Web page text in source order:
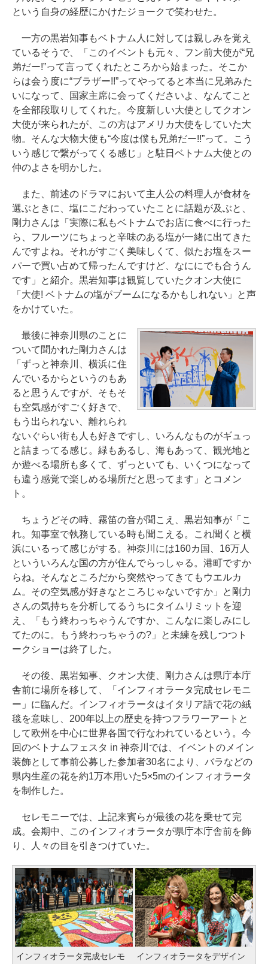
という自身の経歴にかけたジョークで笑わせた。
一方の黒岩知事もベトナム人に対しては親しみを覚え
ているそうで、「このイベントも元々、フン前大使が“兄
弟だー!”って言ってくれたところから始まった。そこか
らは会う度に“ブラザー!!”ってやってると本当に兄弟みた
いになって、国家主席に会ってくださいよ、なんてこと
を全部段取りしてくれた。今度新しい大使としてクオン
大使が来られたが、この方はアメリカ大使をしていた大
物。そんな大物大使も“今度は僕も兄弟だー!!”って。こう
いう感じで繋がってくる感じ」と駐日ベトナム大使との
仲のよさを明かした。
また、前述のドラマにおいて主人公の料理人が食材を
選ぶときに、塩にこだわっていたことに話題が及ぶと、
剛力さんは「実際に私もベトナムでお店に食べに行った
ら、フルーツにちょっと辛味のある塩が一緒に出てきた
んですよね。それがすごく美味しくて、似たお塩をスー
パーで買い占めて帰ったんですけど、なににでも合うん
です」と紹介。黒岩知事は観覧していたクオン大使に
「大使! ベトナムの塩がブームになるかもしれない」と声
をかけていた。
最後に神奈川県のことに
ついて聞かれた剛力さんは
「ずっと神奈川、横浜に住
んでいるからというのもあ
ると思うんですが、そもそ
も空気感がすごく好きで、
もう出られない、離れられ
ないぐらい街も人も好きですし、いろんなものがギュっ
と詰まってる感じ。緑もあるし、海もあって、観光地と
か遊べる場所も多くて、ずっといても、いくつになって
も違う感覚で楽しめる場所だと思ってます」とコメン
ト。
ちょうどその時、霧笛の音が聞こえ、黒岩知事が「こ
れ。知事室で執務している時も聞こえる。これ聞くと横
浜にいるって感じがする。神奈川には160カ国、16万人
といういろんな国の方が住んでらっしゃる。港町ですか
らね。そんなところだから突然やってきてもウエルカ
ム。その空気感が好きなところじゃないですか」と剛力
さんの気持ちを分析してるうちにタイムリミットを迎
え、「もう終わっちゃうんですか、こんなに楽しみにし
てたのに。もう終わっちゃうの?」と未練を残しつつト
ークショーは終了した。
その後、黒岩知事、クオン大使、剛力さんは県庁本庁
舎前に場所を移して、「インフィオラータ完成セレモニ
ー」に臨んだ。インフィオラータはイタリア語で花の絨
毯を意味し、200年以上の歴史を持つフラワーアートと
して欧州を中心に世界各国で行なわれているという。今
回のベトナムフェスタ in 神奈川では、イベントのメイン
装飾として事前公募した参加者30名により、バラなどの
県内生産の花を約1万本用いた5×5mのインフィオラータ
を制作した。
セレモニーでは、上記来賓らが最後の花を乗せて完
成。会期中、このインフィオラータが県庁本庁舎前を飾
り、人々の目を引きつけていた。
インフィオラータ完成セレモ インフィオラータをデザイン